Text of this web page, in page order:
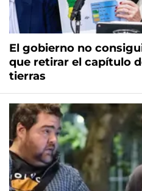
El gobierno no
que retirar el capítulo
tierras